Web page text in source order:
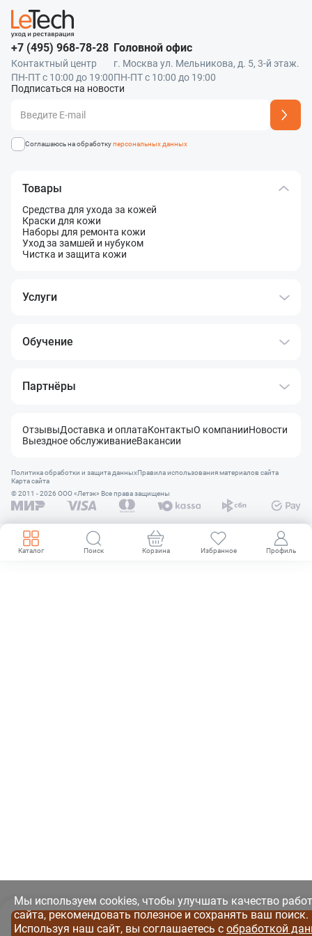
+7 (495) 968-78-28
Контактный центр
ПН-ПТ с 10:00 до 19:00
Головной офис
г. Москва ул. Мельникова, д. 5, 3-й этаж.
ПН-ПТ с 10:00 до 19:00
Подписаться на новости
Адрес подписки успешно добавлен
Соглашаюсь на обработкуперсональных данных
Товары
Средства для ухода за кожей
Краски для кожи
Наборы для ремонта кожи
Уход за замшей и нубуком
Чистка и защита кожи
Услуги
Обучение
Партнёры
ОтзывыДоставка и оплатаКонтактыО компанииНовости
Выездное обслуживаниеВакансии
© 2011 - 2026 OOO «Летэк» Все права защищены
Политика обработки и защита данныхПравила использования материалов сайта
Карта сайта
Каталог Поиск Корзина Избранное Профиль
Мы используем cookies, чтобы улучшать качество
сайта, рекомендовать полезное и сохранять ваш поиск.
Используя наш сайт, вы соглашаетесь с обработкой